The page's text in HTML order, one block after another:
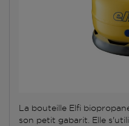
La bouteille Elfi
son petit gabarit. Elle